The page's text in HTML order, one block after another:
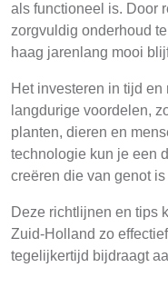
als functioneel is. Door
zorgvuldig onderhoud
haag jarenlang mooi
Het investeren in tijd
langdurige voordelen,
planten, dieren en
technologie kun je een
creëren die van genot
Deze richtlijnen en tips
Zuid-Holland zo
tegelijkertijd bijdraagt